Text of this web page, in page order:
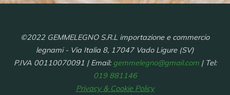
©2022 GEMMELEGNO S.R.L importazione e commercio
legnami - Via Italia 8, 17047 Vado Ligure (SV)
P.IVA 00110070091 | Email: gemmelegno@gmail.com| Tel:
019 881146
Privacy & Cookie Policy